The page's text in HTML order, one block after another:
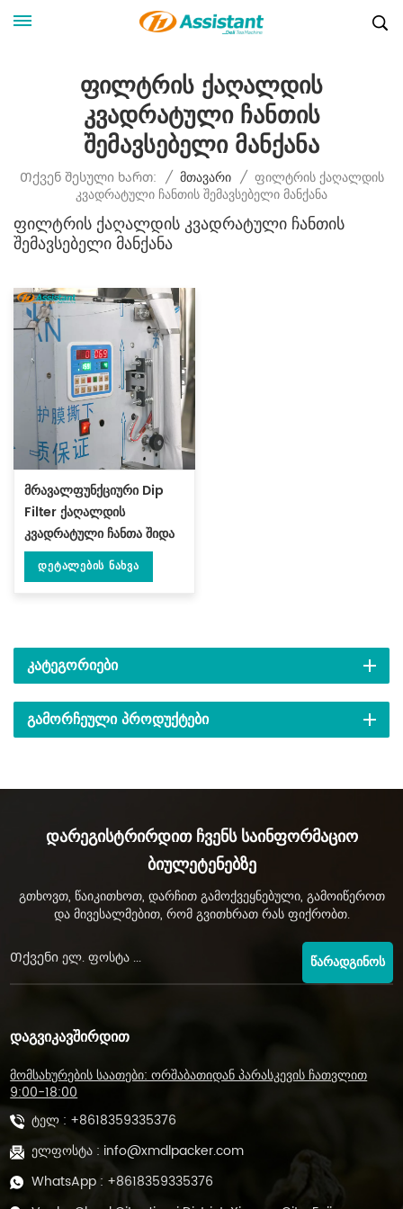
Ფილტრის Ქაღალდის
Კვადრატული Ჩანთის
Შემავსებელი Მანქანა
Თქვენ Შესული Ხართ: / Მთავარი / Ფილტრის Ქაღალდის
Კვადრატული Ჩანთის Შემავსებელი Მანქანა
Ფილტრის Ქაღალდის Კვადრატული Ჩანთის
Შემავსებელი Მანქანა
მრავალფუნქციური Dip
Filter ქაღალდის
კვადრატული ჩანთა შიდა
შესაფუთი მანქანა 3
გვერდითი დალუქვით DL-
Დეტალების Ნახვა
ᲙᲐᲢᲔᲒᲝᲠᲘᲔᲑᲘ
ᲒᲐᲛᲝᲠᲩᲔᲣᲚᲘ ᲞᲠᲝᲓᲣᲥᲢᲔᲑᲘ
Დარეგისტრირდით Ჩვენს Საინფორმაციო
Ბიულეტენებზე
გთხოვთ, წაიკითხოთ, დარჩით გამოქვეყნებული, გამოიწეროთ
და მივესალმებით, რომ გვითხრათ რას ფიქრობთ.
ᲬᲐᲠᲐᲓᲒᲘᲜᲝᲡ
ᲓᲐᲒᲕᲘᲙᲐᲕᲨᲘᲠᲓᲘᲗ
მომსახურების საათები: ორშაბათიდან პარასკევის ჩათვლით
9:00-18:00
ტელ : +8618359335376
ელფოსტა : info@xmdlpacker.com
WhatsApp : +8618359335376